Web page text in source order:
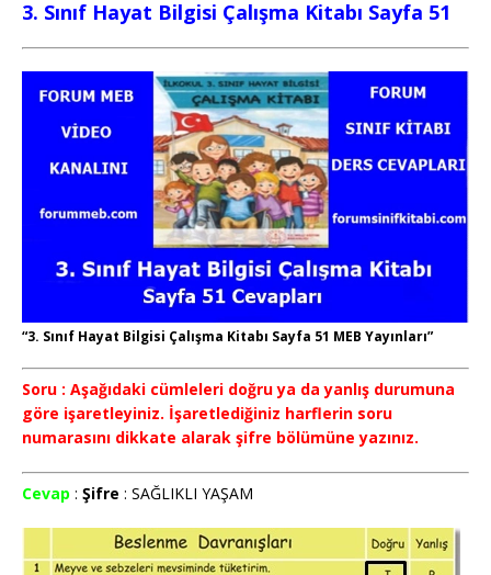
3. Sınıf Hayat Bilgisi Çalışma Kitabı Sayfa 51
“3. Sınıf Hayat Bilgisi Çalışma Kitabı Sayfa 51 MEB Yayınları”
Soru : Aşağıdaki cümleleri doğru ya da yanlış durumuna
göre işaretleyiniz. İşaretlediğiniz harflerin soru
numarasını dikkate alarak şifre bölümüne yazınız.
Cevap : Şifre : SAĞLIKLI YAŞAM